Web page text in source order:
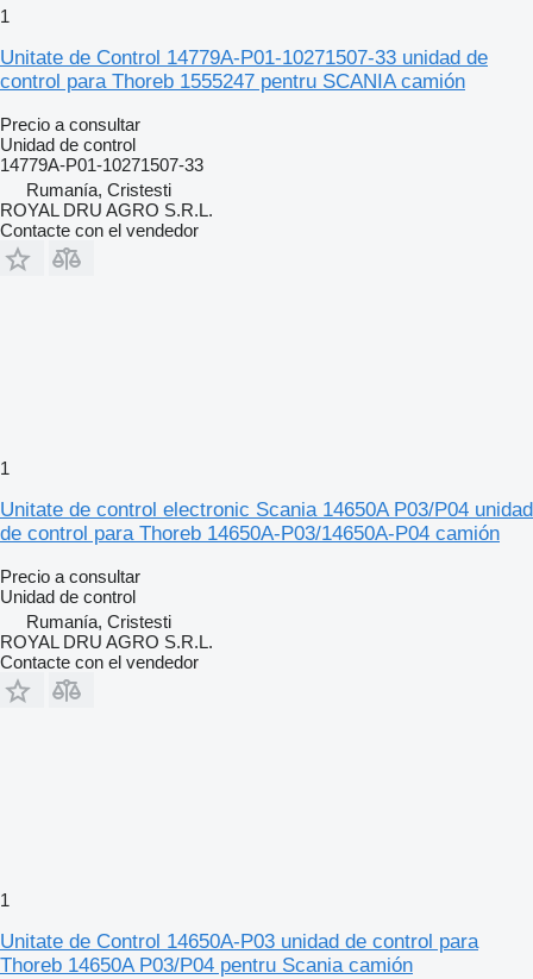
1
Unitate de Control 14779A-P01-10271507-33 unidad de
control para Thoreb 1555247 pentru SCANIA camión
Precio a consultar
Unidad de control
14779A-P01-10271507-33
Rumanía, Cristesti
ROYAL DRU AGRO S.R.L.
Contacte con el vendedor
1
Unitate de control electronic Scania 14650A P03/P04 unidad
de control para Thoreb 14650A-P03/14650A-P04 camión
Precio a consultar
Unidad de control
Rumanía, Cristesti
ROYAL DRU AGRO S.R.L.
Contacte con el vendedor
1
Unitate de Control 14650A-P03 unidad de control para
Thoreb 14650A P03/P04 pentru Scania camión